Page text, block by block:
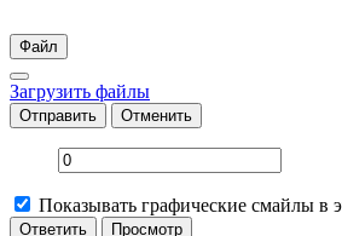
Файл
Загрузить файлы
Отправить Отменить
Показывать графические смайлы в